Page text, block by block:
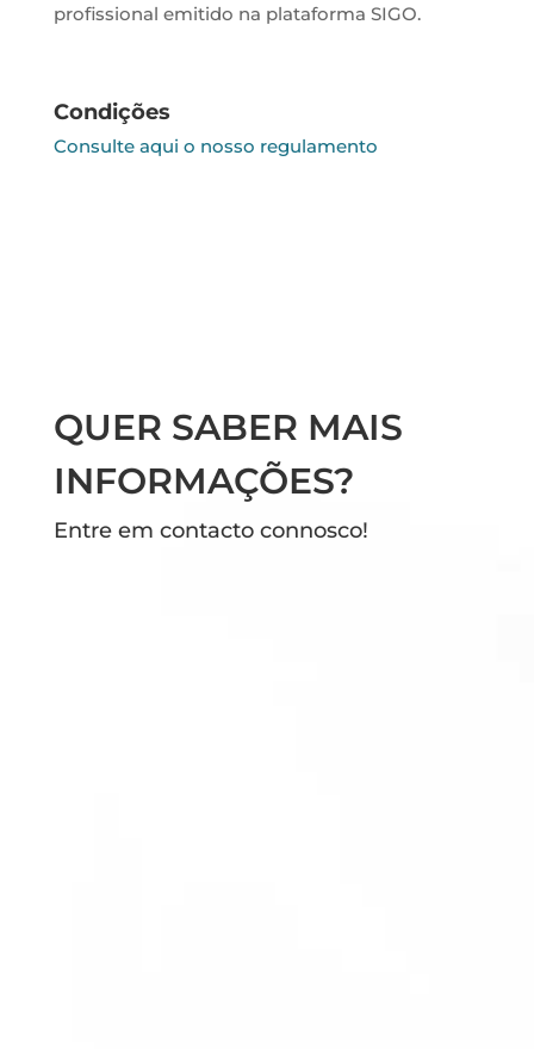
profissional emitido na plataforma SIGO.
Condições
Consulte aqui o nosso regulamento
QUER SABER MAIS
INFORMAÇÕES?
Entre em contacto connosco!